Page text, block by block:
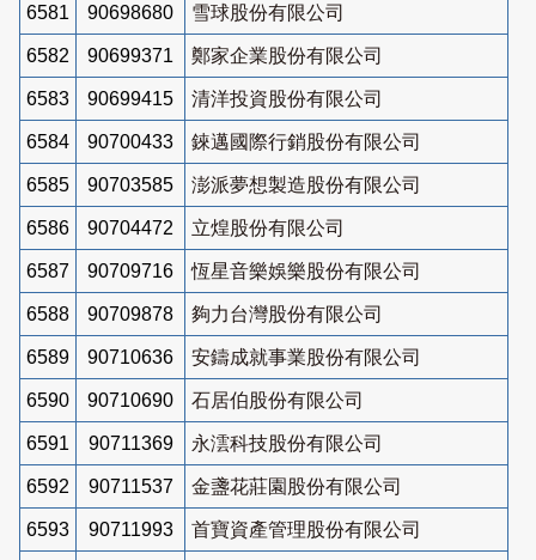
6581 90698680 雪球股份有限公司
6582 90699371 鄭家企業股份有限公司
6583 90699415 清洋投資股份有限公司
6584 90700433 錸邁國際行銷股份有限公司
6585 90703585 澎派夢想製造股份有限公司
6586 90704472 立煌股份有限公司
6587 90709716 恆星音樂娛樂股份有限公司
6588 90709878 夠力台灣股份有限公司
6589 90710636 安鑄成就事業股份有限公司
6590 90710690 石居伯股份有限公司
6591 90711369 永澐科技股份有限公司
6592 90711537 金盞花莊園股份有限公司
6593 90711993 首寶資產管理股份有限公司